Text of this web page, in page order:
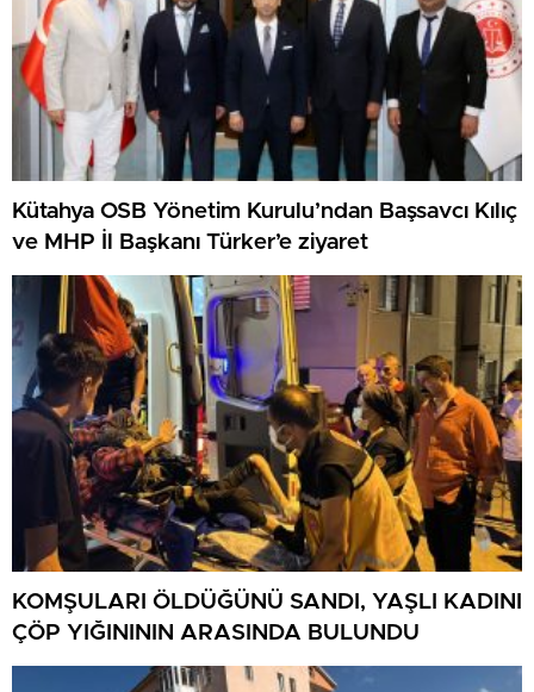
Kütahya OSB Yönetim Kurulu’ndan Başsavcı Kılıç
ve MHP İl Başkanı Türker’e ziyaret
KOMŞULARI ÖLDÜĞÜNÜ SANDI, YAŞLI KADINI
ÇÖP YIĞINININ ARASINDA BULUNDU